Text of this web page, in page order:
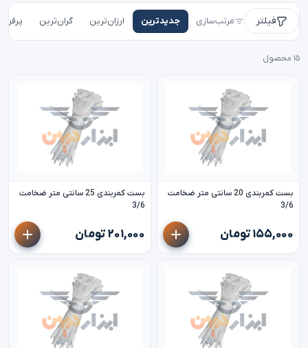
فیلتر مرتب‌سازی جدیدترین ارزان‌ترین گران‌ترین
۱۵ محصول
بست کمربندی 20 سانتی متر ضخامت
3/6
۱۵۵,۰۰۰ تومان
بست کمربندی 25 سانتی متر ضخامت
3/6
۲۰۱,۰۰۰ تومان